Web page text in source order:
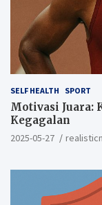
SELF HEALTH SPORT
Motivasi Juara:
Kegagalan
2025-05-27